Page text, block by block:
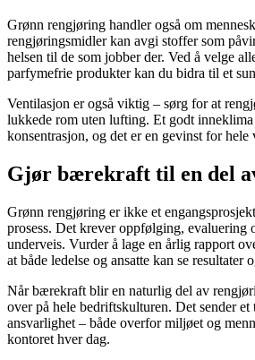
Grønn rengjøring handler også om
rengjøringsmidler kan avgi stoffer som
helsen til de som jobber der. Ved å velge
parfymefrie produkter kan du bidra til et
Ventilasjon er også viktig – sørg for at
lukkede rom uten lufting. Et godt
konsentrasjon, og det er en gevinst for hele
Gjør bærekraft til en del
Grønn rengjøring er ikke et
prosess. Det krever oppfølging, evaluering
underveis. Vurder å lage en årlig rapport
at både ledelse og ansatte kan se resultater
Når bærekraft blir en naturlig del av
over på hele bedriftskulturen. Det sender
ansvarlighet – både overfor miljøet og
kontoret hver dag.